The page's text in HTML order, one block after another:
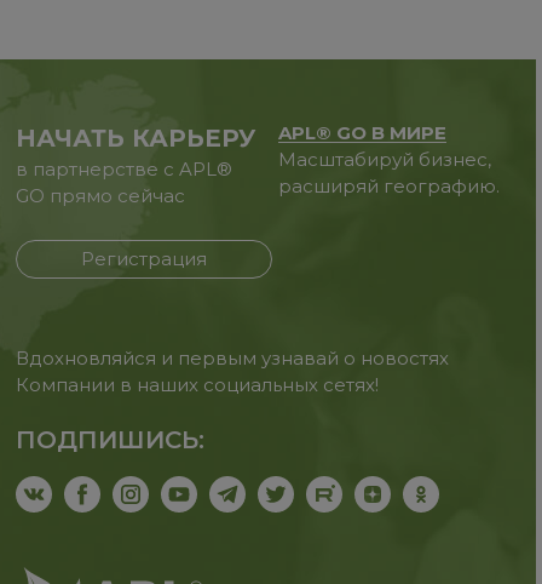
НАЧАТЬ КАРЬЕРУ
в партнерстве с APL®
GO прямо сейчас
Регистрация
APL® GO В МИРЕ
Масштабируй бизнес,
расширяй географию.
Вдохновляйся и первым узнавай о новостях
Компании в наших социальных сетях!
ПОДПИШИСЬ: